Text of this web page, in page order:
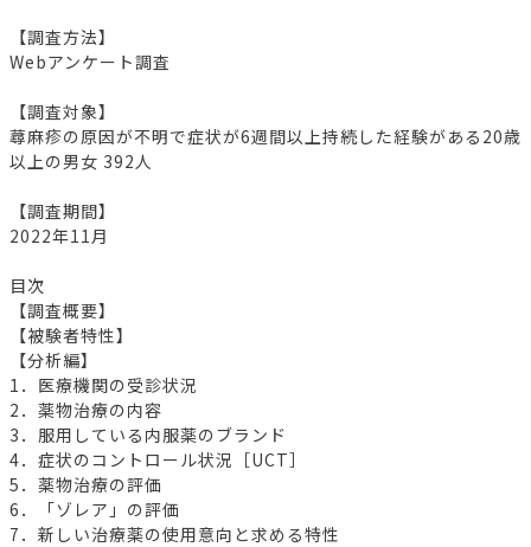
【調査方法】
Webアンケート調査
【調査対象】
蕁麻疹の原因が不明で症状が6週間以上持続した経験がある20歳
以上の男女 392人
【調査期間】
2022年11月
目次
【調査概要】
【被験者特性】
【分析編】
1．医療機関の受診状況
2．薬物治療の内容
3．服用している内服薬のブランド
4．症状のコントロール状況［UCT］
5．薬物治療の評価
6．「ゾレア」の評価
7．新しい治療薬の使用意向と求める特性